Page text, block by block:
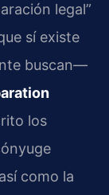
legal”
sí existe
buscan—
los
como la